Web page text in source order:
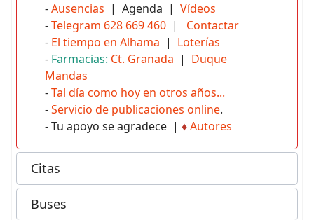
-Ausencias | Agenda | Vídeos
-Telegram 628 669 460 | Contactar
- El tiempo en Alhama | Loterías
- Farmacias: Ct. Granada | Duque
Mandas
-Tal día como hoy en otros años...
-Servicio de publicaciones online.
- Tu apoyo se agradece | ♦Autores
Citas
Buses